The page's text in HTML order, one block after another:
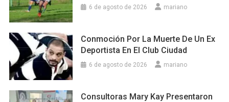
6 de agosto de 2026 mariano
Conmoción Por La Muerte De Un Ex
Deportista En El Club Ciudad
6 de agosto de 2026 mariano
Consultoras Mary Kay Presentaron